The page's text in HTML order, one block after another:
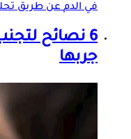
في الدمعن طريق
6 نصائح
جربها